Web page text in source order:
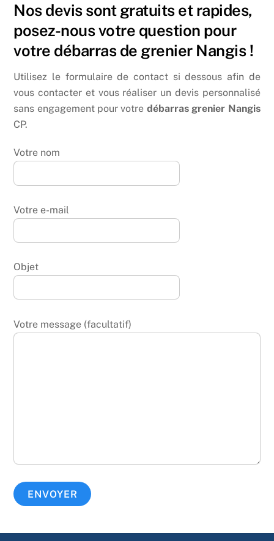
Nos devis sont gratuits et rapides,
posez-nous votre question pour
votre débarras de grenier Nangis !
Utilisez le formulaire de contact si dessous afin de
vous contacter et vous réaliser un devis personnalisé
sans engagement pour votre débarras grenier Nangis
CP.
Votre nom
Votre e-mail
Objet
Votre message (facultatif)